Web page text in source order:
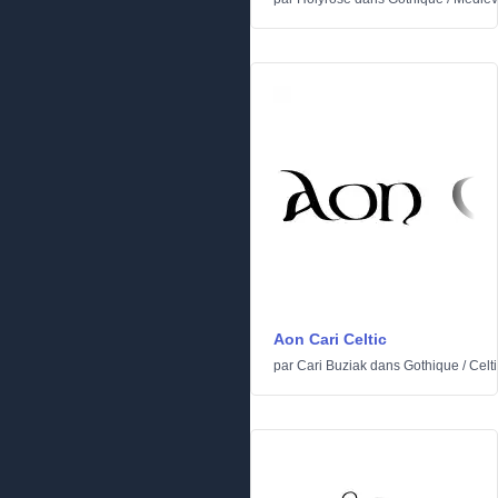
Aon Cari Celtic
par Cari Buziak dans Gothique /